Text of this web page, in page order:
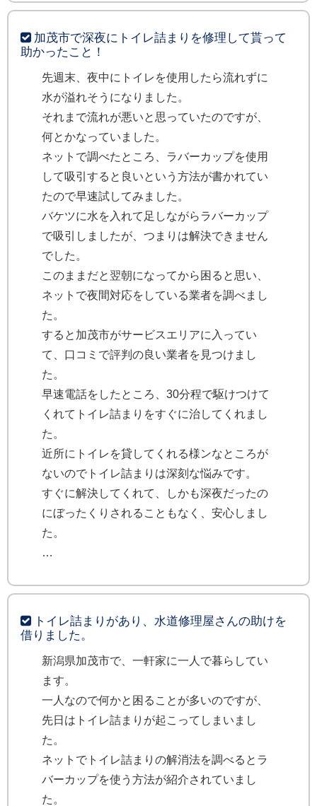
加茂市で深夜にトイレ詰まりを修理して貰って
助かったこと！
先週末、夜中にトイレを使用したら流れずに
水が溢れそうになりました。
それまで流れが悪いと思っていたのですが、
何とかなっていました。
ネットで調べたところ、ラバーカップを使用
して吸引すると良いという方法が書かれてい
たので早速試してみました。
バケツに水を入れて足しながらラバーカップ
で吸引しましたが、つまりは解決できません
でした。
このままだと翌朝になってから困ると思い、
ネットで夜間対応をしている業者を調べまし
た。
すると加茂市がサービスエリアに入ってい
て、口コミで評判の良い業者を見つけまし
た。
早速電話をしたところ、30分程で駆けつけて
くれてトイレ詰まりをすぐに治してくれまし
た。
近所にトイレを貸してくれる様ンなところが
ないのでトイレ詰まりは深刻な悩みです。
すぐに解決してくれて、しかも深夜だったの
にぼったくりされることもなく、安心しまし
た。
トイレ詰まりがあり、水道修理屋さんの助けを
借りました。
新潟県加茂市で、一軒家に一人で暮らしてい
ます。
一人なので何かと困ることが多いのですが、
先日はトイレ詰まりが起こってしまいまし
た。
ネットでトイレ詰まりの解消法を調べるとラ
バーカップを使う方法が紹介されていまし
た。